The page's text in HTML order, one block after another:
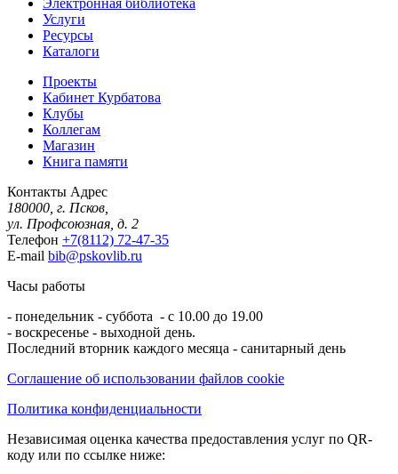
Услуги
Ресурсы
Каталоги
Проекты
Кабинет Курбатова
Клубы
Коллегам
Магазин
Книга памяти
Контакты Адрес
180000, г. Псков,
ул. Профсоюзная, д. 2
Телефон +7(8112) 72-47-35
E-mail bib@pskovlib.ru
Часы работы
- понедельник - суббота - с 10.00 до 19.00
- воскресенье - выходной день.
Последний вторник каждого месяца - санитарный день
Соглашение об использовании файлов cookie
Политика конфиденциальности
Независимая оценка качества предоставления услуг по QR-
коду или по ссылке ниже: